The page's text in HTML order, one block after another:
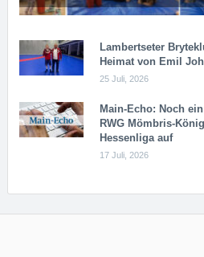
Lambertseter
Heimat von Emil
25 Juli, 2026
Main-Echo: Noch
RWG Möm­b­ris-
Hessenliga auf
17 Juli, 2026